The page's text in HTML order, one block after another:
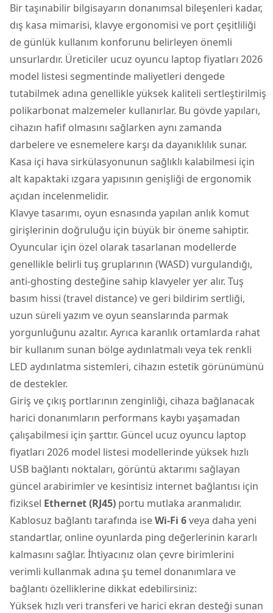
Bir taşınabilir bilgisayarın donanımsal bileşenleri kadar,
dış kasa mimarisi, klavye ergonomisi ve port çeşitliliği
de günlük kullanım konforunu belirleyen önemli
unsurlardır. Üreticiler ucuz oyuncu laptop fiyatları 2026
model listesi segmentinde maliyetleri dengede
tutabilmek adına genellikle yüksek kaliteli sertleştirilmiş
polikarbonat malzemeler kullanırlar. Bu gövde yapıları,
cihazın hafif olmasını sağlarken aynı zamanda
darbelere ve esnemelere karşı da dayanıklılık sunar.
Kasa içi hava sirkülasyonunun sağlıklı kalabilmesi için
alt kapaktaki ızgara yapısının genişliği de ergonomik
açıdan incelenmelidir.
Klavye tasarımı, oyun esnasında yapılan anlık komut
girişlerinin doğruluğu için büyük bir öneme sahiptir.
Oyuncular için özel olarak tasarlanan modellerde
genellikle belirli tuş gruplarının (WASD) vurgulandığı,
anti-ghosting desteğine sahip klavyeler yer alır. Tuş
basım hissi (travel distance) ve geri bildirim sertliği,
uzun süreli yazım ve oyun seanslarında parmak
yorgunluğunu azaltır. Ayrıca karanlık ortamlarda rahat
bir kullanım sunan bölge aydınlatmalı veya tek renkli
LED aydınlatma sistemleri, cihazın estetik görünümünü
de destekler.
Giriş ve çıkış portlarının zenginliği, cihaza bağlanacak
harici donanımların performans kaybı yaşamadan
çalışabilmesi için şarttır. Güncel ucuz oyuncu laptop
fiyatları 2026 model listesi modellerinde yüksek hızlı
USB bağlantı noktaları, görüntü aktarımı sağlayan
güncel arabirimler ve kesintisiz internet bağlantısı için
fiziksel Ethernet (RJ45) portu mutlaka aranmalıdır.
Kablosuz bağlantı tarafında iseWi-Fi 6veya daha yeni
standartlar, online oyunlarda ping değerlerinin kararlı
kalmasını sağlar. İhtiyacınız olan çevre birimlerini
verimli kullanmak adına şu temel donanımlara ve
bağlantı özelliklerine dikkat edebilirsiniz:
Yüksek hızlı veri transferi ve harici ekran desteği sunan